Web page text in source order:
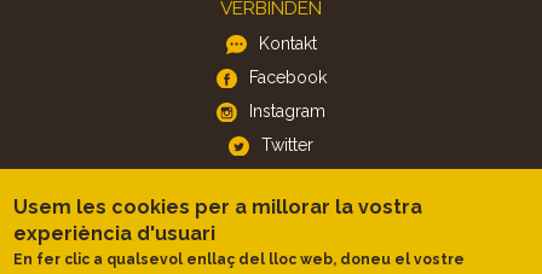
VERBINDEN
Kontakt
Facebook
Instagram
Twitter
APP
iOS
Usem les cookies per a millorar la vostra
experiència d'usuari
En fer clic a qualsevol enllaç del lloc web, doneu el vostre